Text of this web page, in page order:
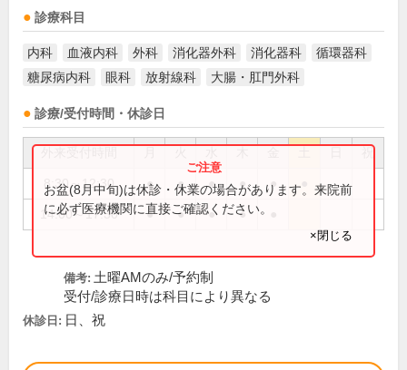
診療科目
内科 血液内科 外科 消化器外科 消化器科
循環器科
糖尿病内科
眼科 放射線科 大腸・肛門外科
診療/受付時間・休診日
祝
8:30～12:30 ● ● ● ● ●
14:00～17:30 ● ● ● ●
お盆(8月中旬)は休診・休業の場合があります。来院前
に必ず医療機関に直接ご確認ください。
×閉じる
備考: 土曜AMのみ/予約制
受付/診療日時は科目により異なる
休診日: 日、祝